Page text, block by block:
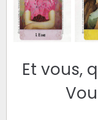
Et vous,